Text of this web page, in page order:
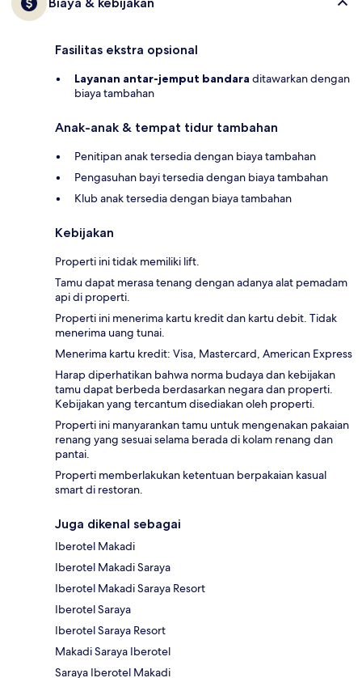
Fasilitas ekstra opsional
Layanan antar-jemput bandara ditawarkan dengan
biaya tambahan
Anak-anak & tempat tidur tambahan
Penitipan anak tersedia dengan biaya tambahan
Pengasuhan bayi tersedia dengan biaya tambahan
Klub anak tersedia dengan biaya tambahan
Kebijakan
Properti ini tidak memiliki lift.
Tamu dapat merasa tenang dengan adanya alat pemadam
api di properti.
Properti ini menerima kartu kredit dan kartu debit. Tidak
menerima uang tunai.
Menerima kartu kredit: Visa, Mastercard, American Express
Harap diperhatikan bahwa norma budaya dan kebijakan
tamu dapat berbeda berdasarkan negara dan properti.
Kebijakan yang tercantum disediakan oleh properti.
Properti ini manyarankan tamu untuk mengenakan pakaian
renang yang sesuai selama berada di kolam renang dan
pantai.
Properti memberlakukan ketentuan berpakaian kasual
smart di restoran.
Juga dikenal sebagai
Iberotel Makadi
Iberotel Makadi Saraya
Iberotel Makadi Saraya Resort
Iberotel Saraya
Iberotel Saraya Resort
Makadi Saraya Iberotel
Saraya Iberotel Makadi